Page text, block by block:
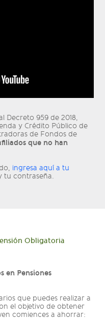
Decreto 959 de 2018,
y Crédito Público de
de Fondos de
que no han
ingresa aquí a tu
tu contraseña.
Obligatoria
en Pensiones
que puedes realizar a
el objetivo de obtener
comiences a ahorrar: